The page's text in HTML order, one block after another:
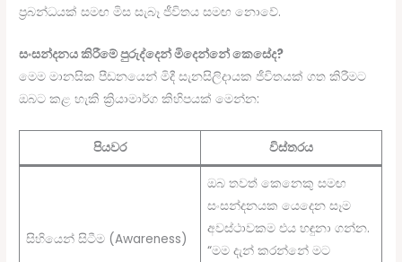
ප්‍රබන්ධයක් සමඟ මිස සැබෑ ජීවිතය සමඟ නොවේ.
සංසන්දනය කිරීමේ පුරුද්දෙන් මිදෙන්නේ කෙසේද?
මෙම මානසික පීඩනයෙන් මිදී සැනසිලිදායක ජීවිතයක් ගත කිරීමට
ඔබට කළ හැකි ක්‍රියාමාර්ග කිහිපයක් මෙන්න:
පියවර විස්තරය
සිහියෙන් සිටීම (Awareness)
ඔබ තවත් කෙනෙකු සමඟ
සංසන්දනයක යෙදෙන සෑම
අවස්ථාවකම එය හඳුනා ගන්න.
“මම දැන් කරන්නේ මට